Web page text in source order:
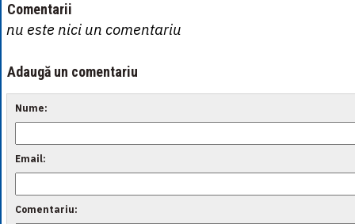
Comentarii
nu este nici un comentariu
Adaugă un comentariu
Nume:
Email:
Comentariu: